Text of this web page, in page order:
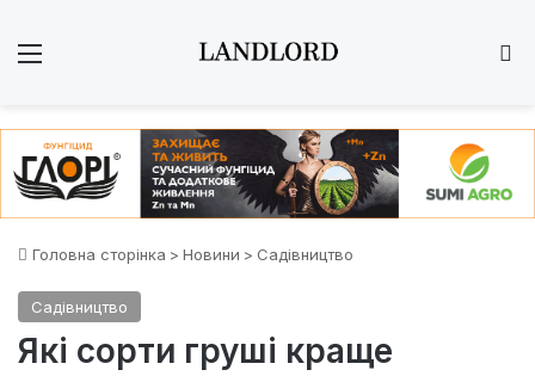
Головна сторінка > Новини > Садівництво
Садівництво
Які сорти груші краще